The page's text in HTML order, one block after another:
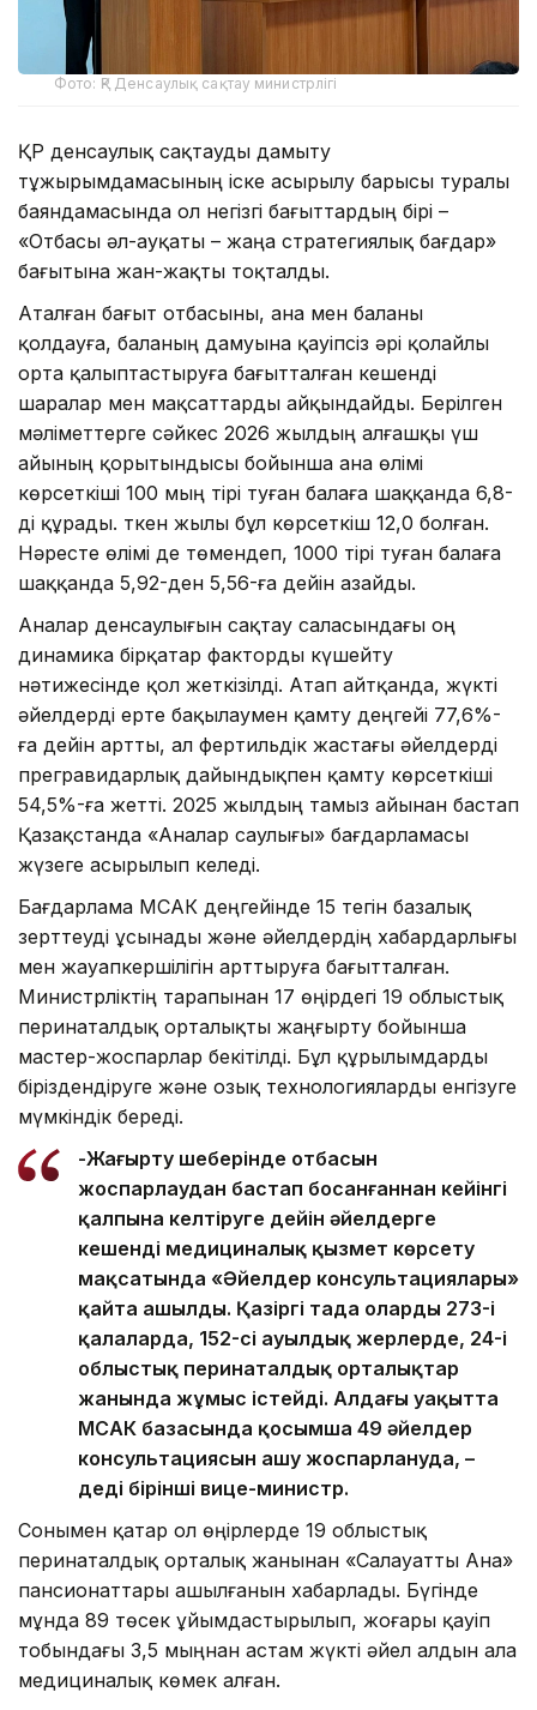
Фото: ҚР Денсаулық сақтау министрлігі
ҚР денсаулық сақтауды дамыту
тұжырымдамасының іске асырылу барысы туралы
баяндамасында ол негізгі бағыттардың бірі –
«Отбасы әл-ауқаты – жаңа стратегиялық бағдар»
бағытына жан-жақты тоқталды.
Аталған бағыт отбасыны, ана мен баланы
қолдауға, баланың дамуына қауіпсіз әрі қолайлы
орта қалыптастыруға бағытталған кешенді
шаралар мен мақсаттарды айқындайды. Берілген
мәліметтерге сәйкес 2026 жылдың алғашқы үш
айының қорытындысы бойынша ана өлімі
көрсеткіші 100 мың тірі туған балаға шаққанда 6,8-
ді құрады. Өткен жылы бұл көрсеткіш 12,0 болған.
Нәресте өлімі де төмендеп, 1000 тірі туған балаға
шаққанда 5,92-ден 5,56-ға дейін азайды.
Аналар денсаулығын сақтау саласындағы оң
динамика бірқатар факторды күшейту
нәтижесінде қол жеткізілді. Атап айтқанда, жүкті
әйелдерді ерте бақылаумен қамту деңгейі 77,6%-
ға дейін артты, ал фертильдік жастағы әйелдерді
прегравидарлық дайындықпен қамту көрсеткіші
54,5%-ға жетті. 2025 жылдың тамыз айынан бастап
Қазақстанда «Аналар саулығы» бағдарламасы
жүзеге асырылып келеді.
Бағдарлама МСАК деңгейінде 15 тегін базалық
зерттеуді ұсынады және әйелдердің хабардарлығы
мен жауапкершілігін арттыруға бағытталған.
Министрліктің тарапынан 17 өңірдегі 19 облыстық
перинаталдық орталықты жаңғырту бойынша
мастер-жоспарлар бекітілді. Бұл құрылымдарды
біріздендіруге және озық технологияларды енгізуге
мүмкіндік береді.
-Жаңғырту шеңберінде отбасын
жоспарлаудан бастап босанғаннан кейінгі
қалпына келтіруге дейін әйелдерге
кешенді медициналық қызмет көрсету
мақсатында «Әйелдер консультациялары»
қайта ашылды. Қазіргі таңда олардың 273-і
қалаларда, 152-сі ауылдық жерлерде, 24-і
облыстық перинаталдық орталықтар
жанында жұмыс істейді. Алдағы уақытта
МСАК базасында қосымша 49 әйелдер
консультациясын ашу жоспарлануда, –
деді бірінші вице-министр.
Сонымен қатар ол өңірлерде 19 облыстық
перинаталдық орталық жанынан «Салауатты Ана»
пансионаттары ашылғанын хабарлады. Бүгінде
мұнда 89 төсек ұйымдастырылып, жоғары қауіп
тобындағы 3,5 мыңнан астам жүкті әйел алдын ала
медициналық көмек алған.